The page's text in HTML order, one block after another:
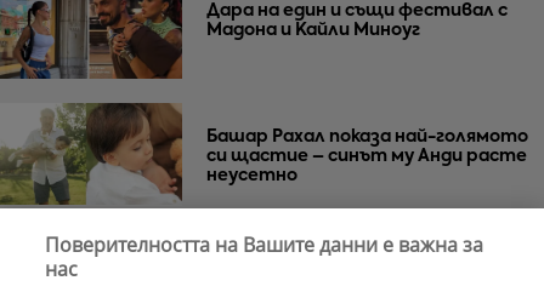
Дара на един и същи фестивал с
Мадона и Кайли Миноуг
Башар Рахал показа най-голямото
си щастие – синът му Анди расте
неусетно
Поверителността на Вашите данни е важна за
нас